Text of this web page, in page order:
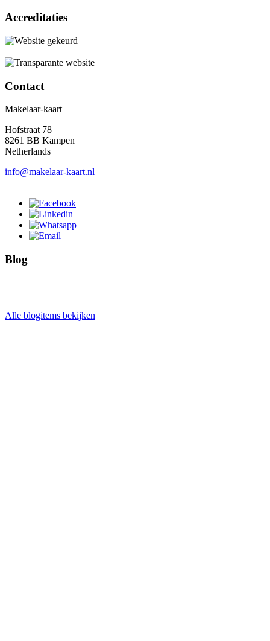
Accreditaties
Contact
Makelaar-kaart
Hofstraat 78
8261 BB Kampen
Netherlands
info@makelaar-kaart.nl
Blog
Alle blogitems bekijken